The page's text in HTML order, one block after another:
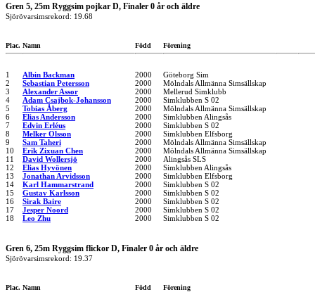
Gren 5, 25m Ryggsim pojkar D, Finaler 0 år och äldre
Sjörövarsimsrekord: 19.68
Plac. Namn Född Förening
1 Albin Backman 2000
Göteborg Sim
2
Sebastian Petersson 2000
Mölndals Allmänna Simsällskap
3
Alexander Assor 2000
Mellerud Simklubb
4
Adam Csajbok-Johansson 2000
Simklubben S 02
5
Tobias Åberg 2000
Mölndals Allmänna Simsällskap
6
Elias Andersson 2000
Simklubben Alingsås
7
Edvin Erléus 2000
Simklubben S 02
8
Melker Olsson 2000
Simklubben Elfsborg
9
Sam Taheri 2000
Mölndals Allmänna Simsällskap
10
Erik Zixuan Chen 2000
Mölndals Allmänna Simsällskap
11
David Wollersjö 2000
Alingsås SLS
12
Elias Hyvönen 2000
Simklubben Alingsås
13
Jonathan Arvidsson 2000
Simklubben Elfsborg
14
Karl Hammarstrand 2000
Simklubben S 02
15
Gustav Karlsson 2000
Simklubben S 02
16
Sirak Baire 2000
Simklubben S 02
17
Jesper Noord 2000
Simklubben S 02
18
Leo Zhu 2000 Simklubben S 02
Gren 6, 25m Ryggsim flickor D, Finaler 0 år och äldre
Sjörövarsimsrekord: 19.37
Plac. Namn Född Förening